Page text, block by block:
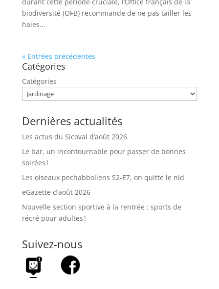
biodiversité (OFB) recommande de ne pas tailler les
haies...
« Entrées précédentes
Catégories
Catégories
Dernières actualités
Les actus du Sicoval d’août 2026
Le bar, un incontournable pour passer de bonnes
soirées !
Les oiseaux pechabboliens S2-E7, on quitte le nid
eGazette d’août 2026
Nouvelle section sportive à la rentrée : sports de
récré pour adultes !
Suivez-nous